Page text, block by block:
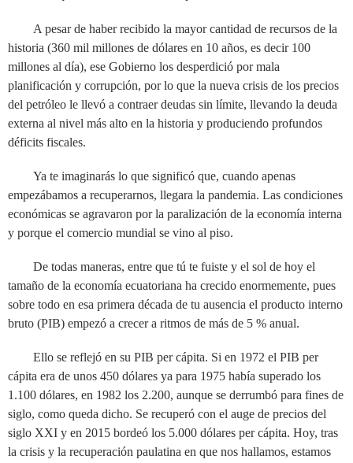
A pesar de haber recibido la mayor cantidad de recursos de la
historia (360 mil millones de dólares en 10 años, es decir 100
millones al día), ese Gobierno los desperdició por mala
planificación y corrupción, por lo que la nueva crisis de los precios
del petróleo le llevó a contraer deudas sin límite, llevando la deuda
externa al nivel más alto en la historia y produciendo profundos
déficits fiscales.
Ya te imaginarás lo que significó que, cuando apenas
empezábamos a recuperarnos, llegara la pandemia. Las condiciones
económicas se agravaron por la paralización de la economía interna
y porque el comercio mundial se vino al piso.
De todas maneras, entre que tú te fuiste y el sol de hoy el
tamaño de la economía ecuatoriana ha crecido enormemente, pues
sobre todo en esa primera década de tu ausencia el producto interno
bruto (PIB) empezó a crecer a ritmos de más de 5 % anual.
Ello se reflejó en su PIB per cápita. Si en 1972 el PIB per
cápita era de unos 450 dólares ya para 1975 había superado los
1.100 dólares, en 1982 los 2.200, aunque se derrumbó para fines de
siglo, como queda dicho. Se recuperó con el auge de precios del
siglo XXI y en 2015 bordeó los 5.000 dólares per cápita. Hoy, tras
la crisis y la recuperación paulatina en que nos hallamos, estamos